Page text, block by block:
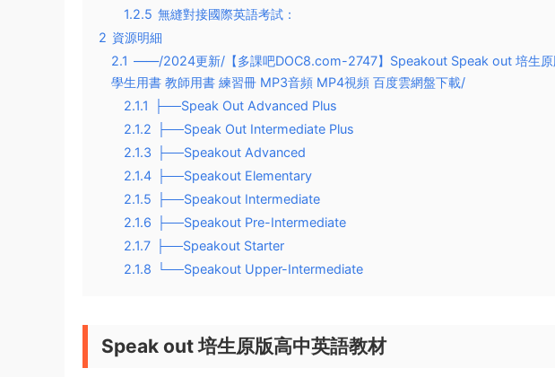
1.2.5 無縫對接國際英語考試：
2 資源明細
2.1 ——/2024更新/【多課吧DOC8.com-2747】Speakout Speak out 培生原
學生用書 教師用書 練習冊 MP3音頻 MP4視頻 百度雲網盤下載/
2.1.1
├──Speak Out Advanced Plus
2.1.2
├──Speak Out Intermediate Plus
2.1.3
├──Speakout Advanced
2.1.4
├──Speakout Elementary
2.1.5
├──Speakout Intermediate
2.1.6
├──Speakout Pre-Intermediate
2.1.7
├──Speakout Starter
2.1.8
└──Speakout Upper-Intermediate
Speak out 培生原版高中英語教材